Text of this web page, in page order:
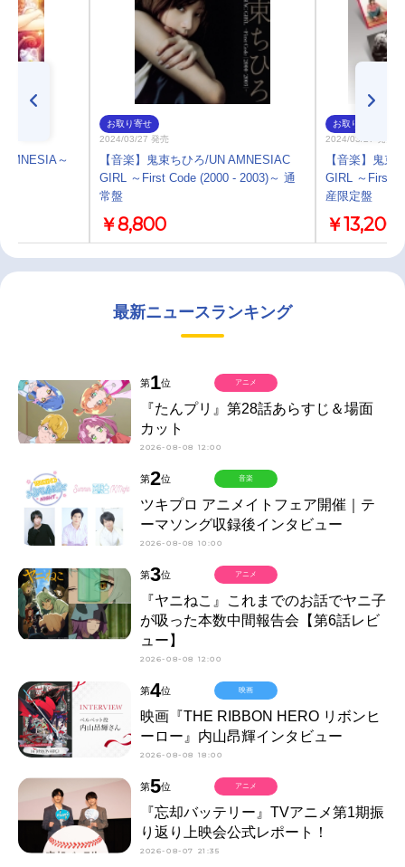
～
お取り寄せ
2024/03/27 発売
【音楽】鬼束ちひろ/UN AMNESIAC
GIRL ～First Code (2000 - 2003)～ 通
常盤
￥8,800
お取り寄せ
2024/03/27 発売
【音楽】鬼束
GIRL ～First
産限定盤
￥13,200
最新ニュースランキング
第1位
『たんプリ』第28話あらすじ＆場面
カット
2026-08-08 12:00
アニメ
第2位
ツキプロ アニメイトフェア開催｜テ
ーマソング収録後インタビュー
2026-08-08 10:00
音楽
第3位
『ヤニねこ』これまでのお話でヤニ子
が吸った本数中間報告会【第6話レビ
ュー】
2026-08-08 12:00
アニメ
第4位
映画『THE RIBBON HERO リボンヒ
ーロー』内山昂輝インタビュー
2026-08-08 18:00
映画
第5位
『忘却バッテリー』TVアニメ第1期振
り返り上映会公式レポート！
2026-08-07 21:35
アニメ